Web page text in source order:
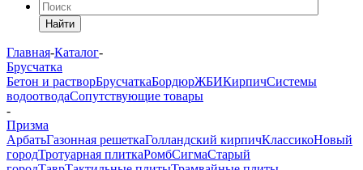
Найти
Главная-Каталог-
Брусчатка
Бетон и растворБрусчаткаБордюрЖБИКирпичСистемы
водоотводаСопутствующие товары
-
Призма
АрбатьГазонная решеткаГолландский кирпичКлассикоНовый
городТротуарная плиткаРомбСигмаСтарый